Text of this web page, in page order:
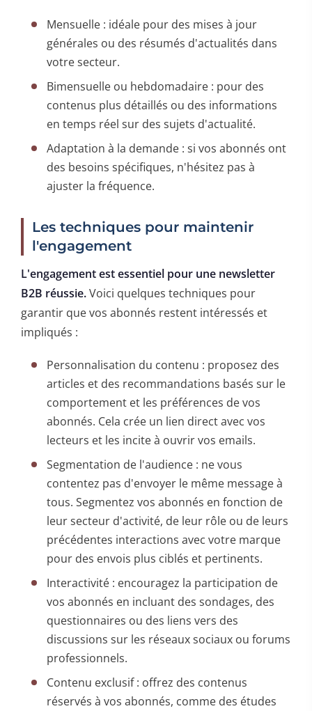
Mensuelle : idéale pour des mises à jour
générales ou des résumés d'actualités dans
votre secteur.
Bimensuelle ou hebdomadaire : pour des
contenus plus détaillés ou des informations
en temps réel sur des sujets d'actualité.
Adaptation à la demande : si vos abonnés ont
des besoins spécifiques, n'hésitez pas à
ajuster la fréquence.
Les techniques pour maintenir
l'engagement
L'engagement est essentiel pour une newsletter
B2B réussie.Voici quelques techniques pour
garantir que vos abonnés restent intéressés et
impliqués :
Personnalisation du contenu : proposez des
articles et des recommandations basés sur le
comportement et les préférences de vos
abonnés. Cela crée un lien direct avec vos
lecteurs et les incite à ouvrir vos emails.
Segmentation de l'audience : ne vous
contentez pas d'envoyer le même message à
tous. Segmentez vos abonnés en fonction de
leur secteur d'activité, de leur rôle ou de leurs
précédentes interactions avec votre marque
pour des envois plus ciblés et pertinents.
Interactivité : encouragez la participation de
vos abonnés en incluant des sondages, des
questionnaires ou des liens vers des
discussions sur les réseaux sociaux ou forums
professionnels.
Contenu exclusif : offrez des contenus
réservés à vos abonnés, comme des études